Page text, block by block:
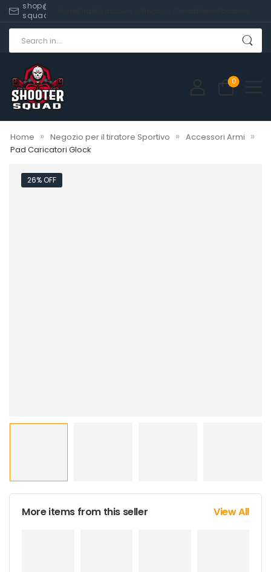
shop@shooter-
squad.com
0
Home » Negozio per il tiratore Sportivo » Accessori Armi »
Pad Caricatori Glock
26% OFF
More items from this seller View All